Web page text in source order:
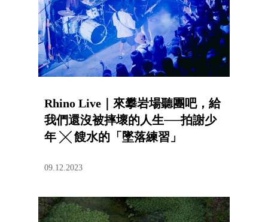
Rhino Live｜來攀岩場聽團吧，給
我們還沒被摔壞的人生──拍謝少
年 ╳ 餿水的「墜落練習」
09.12.2023